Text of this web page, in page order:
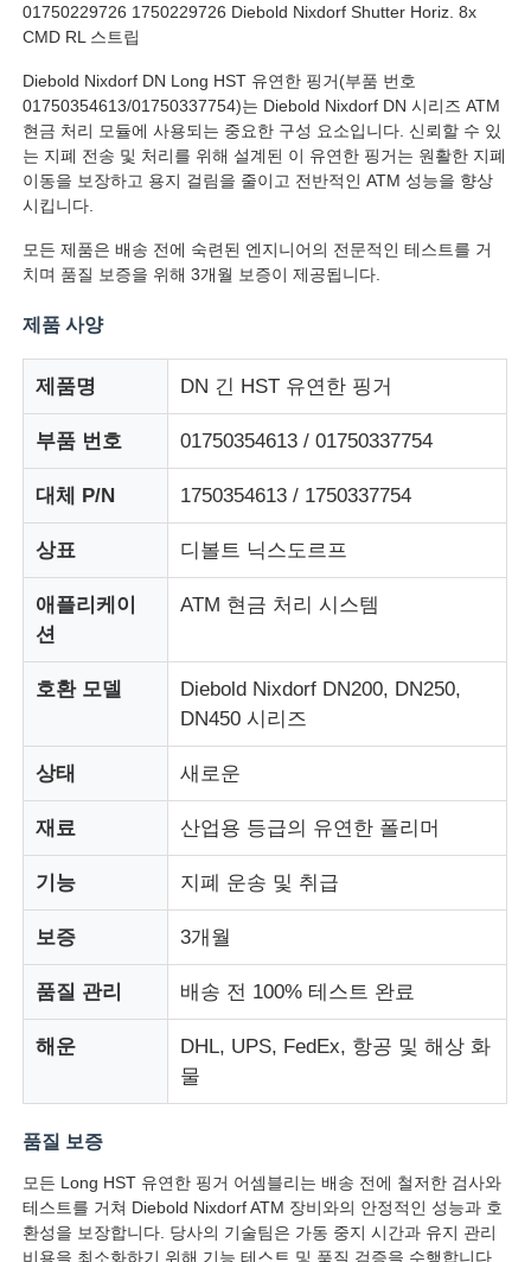
홈
제품 소개
회사 소개
공장 투어
품질 관리
연락처
뉴스
모든 케이스
견적 요청
01750229726 1750229726 Diebold Nixdorf Shutter Horiz. 8x
CMD RL 스트립
Diebold Nixdorf DN Long HST 유연한 핑거(부품 번호
01750354613/01750337754)는 Diebold Nixdorf DN 시리즈 ATM
현금 처리 모듈에 사용되는 중요한 구성 요소입니다. 신뢰할 수 있
는 지폐 전송 및 처리를 위해 설계된 이 유연한 핑거는 원활한 지폐
이동을 보장하고 용지 걸림을 줄이고 전반적인 ATM 성능을 향상
시킵니다.
모든 제품은 배송 전에 숙련된 엔지니어의 전문적인 테스트를 거
치며 품질 보증을 위해 3개월 보증이 제공됩니다.
제품 사양
제품명 DN 긴 HST 유연한 핑거
부품 번호 01750354613 / 01750337754
대체 P/N 1750354613 / 1750337754
상표 디볼트 닉스도르프
애플리케이
션
ATM 현금 처리 시스템
호환 모델
Diebold Nixdorf DN200, DN250,
DN450 시리즈
상태 새로운
재료 산업용 등급의 ​​유연한 폴리머
기능 지폐 운송 및 취급
보증 3개월
품질 관리 배송 전 100% 테스트 완료
해운
DHL, UPS, FedEx, 항공 및 해상 화
물
품질 보증
모든 Long HST 유연한 핑거 어셈블리는 배송 전에 철저한 검사와
테스트를 거쳐 Diebold Nixdorf ATM 장비와의 안정적인 성능과 호
환성을 보장합니다. 당사의 기술팀은 가동 중지 시간과 유지 관리
비용을 최소화하기 위해 기능 테스트 및 품질 검증을 수행합니다.